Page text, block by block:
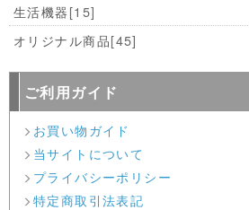
生活機器[15]
オリジナル商品[45]
ご利用ガイド
お買い物ガイド
当サイトについて
プライバシーポリシー
特定商取引法表記